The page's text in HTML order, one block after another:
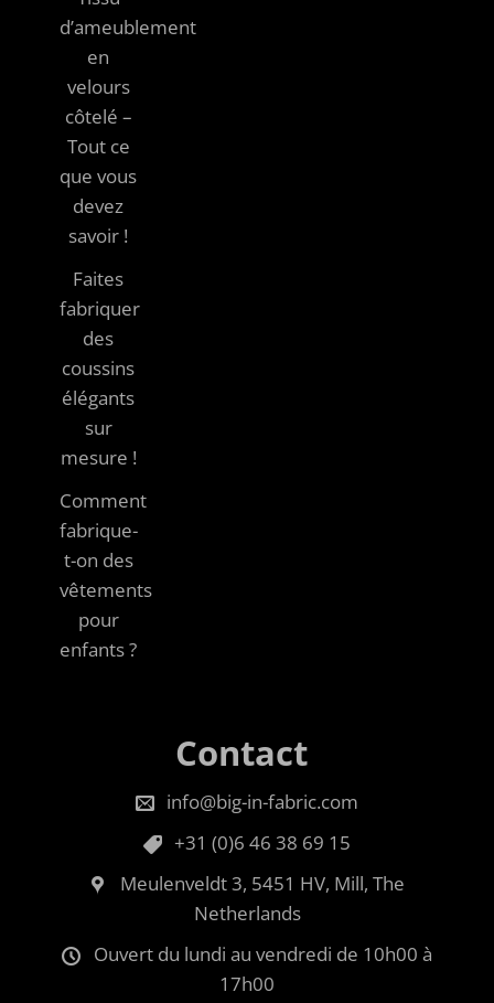
d’ameublement
en
velours
côtelé –
Tout ce
que vous
devez
savoir !
Faites
fabriquer
des
coussins
élégants
sur
mesure !
Comment
fabrique-
t-on des
vêtements
pour
enfants ?
Contact
info@big-in-fabric.com
+31 (0)6 46 38 69 15
Meulenveldt 3, 5451 HV, Mill, The
Netherlands
Ouvert du lundi au vendredi de 10h00 à
17h00